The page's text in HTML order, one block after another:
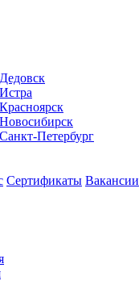
Петербург
Сертификаты Вакансии